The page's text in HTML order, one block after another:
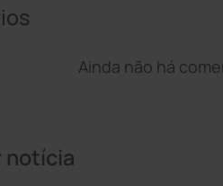
Ainda não há
notícia